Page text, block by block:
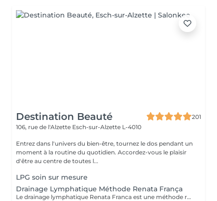
Destination Beauté
201
106, rue de l'Alzette Esch-sur-Alzette L-4010
Entrez dans l'univers du bien-être, tournez le dos pendant un
moment à la routine du quotidien. Accordez-vous le plaisir
d'être au centre de toutes l...
LPG soin sur mesure
Drainage Lymphatique Méthode Renata França
Le drainage lymphatique Renata Franca est une méthode revisité du drainage lymphatique traditionnel qui permet d'obtenir des résultats plus rapides et visuels impressionnants. L'objectif du drainage manuel, c'est de stimuler le système lymphatique pour qu'il accélère son fonctionnement et élimine ce qui l'empêchait de fonctionner correctement. Pour ce faire, il va falloir stimuler les ganglions et les organes d'élimination. Plus il est pratiqué régulièrement, plus il sera efficace et permettra de soutenir le système lymphatique plutôt que de le relancer à chaque fois.